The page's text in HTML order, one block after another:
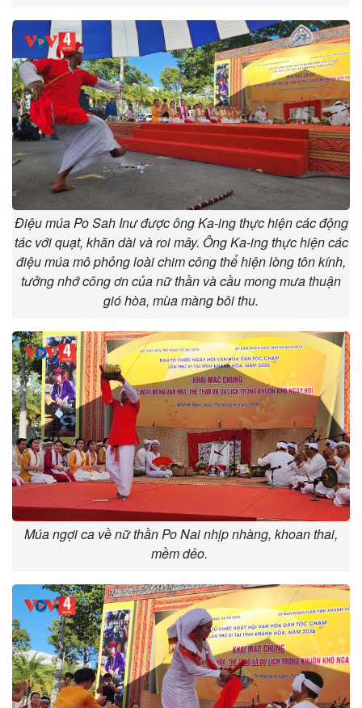
Điệu múa Po Sah Inư được ông Ka-ing thực hiện các động
tác với quạt, khăn dài và roi mây. Ông Ka-ing thực hiện các
điệu múa mô phỏng loài chim công thể hiện lòng tôn kính,
tưởng nhớ công ơn của nữ thần và cầu mong mưa thuận
gió hòa, mùa màng bôi thu.
Múa ngợi ca về nữ thần Po Nai nhịp nhàng, khoan thai,
mềm dẻo.